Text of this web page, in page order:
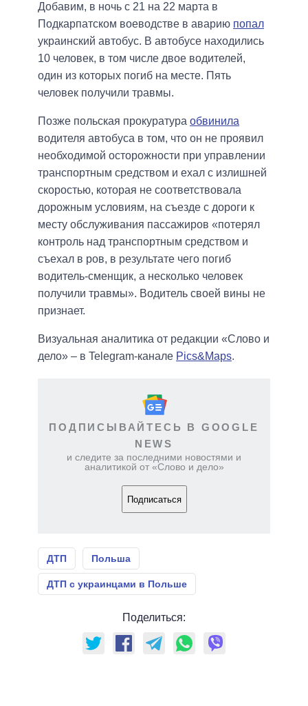
Добавим, в ночь с 21 на 22 марта в
Подкарпатском воеводстве в аварию попал
украинский автобус. В автобусе находились
10 человек, в том числе двое водителей,
один из которых погиб на месте. Пять
человек получили травмы.
Позже польская прокуратура обвинила
водителя автобуса в том, что он не проявил
необходимой осторожности при управлении
транспортным средством и ехал с излишней
скоростью, которая не соответствовала
дорожным условиям, на съезде с дороги к
месту обслуживания пассажиров «потерял
контроль над транспортным средством и
съехал в ров, в результате чего погиб
водитель-сменщик, а несколько человек
получили травмы». Водитель своей вины не
признает.
Визуальная аналитика от редакции «Слово и
дело» – в Telegram-канале Pics&Maps.
ПОДПИСЫВАЙТЕСЬ В GOOGLE
NEWS
и следите за последними новостями и
аналитикой от «Слово и дело»
Подписаться
ДТП Польша
ДТП с украинцами в Польше
Поделиться: